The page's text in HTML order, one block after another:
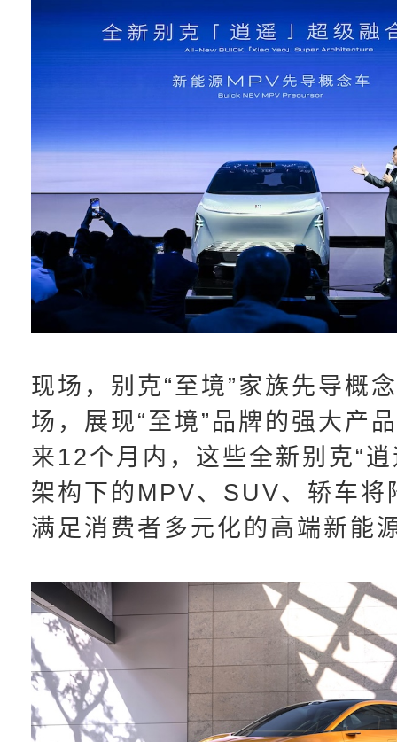
现场，别克“至境”家族先导概
场，展现“至境”品牌的强大产
来12个月内，这些全新别克“
架构下的MPV、SUV、轿车将
满足消费者多元化的高端新能